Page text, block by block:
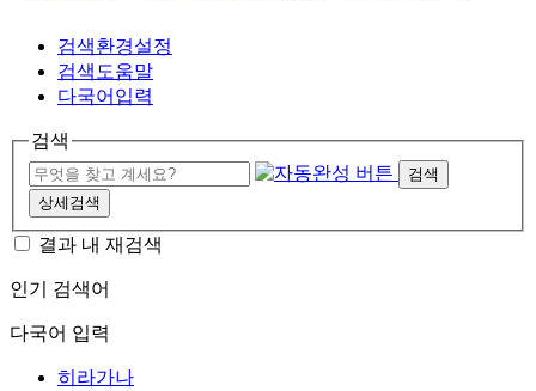
검색환경설정
검색도움말
다국어입력
검색
검색
상세검색
결과 내 재검색
인기 검색어
다국어 입력
히라가나